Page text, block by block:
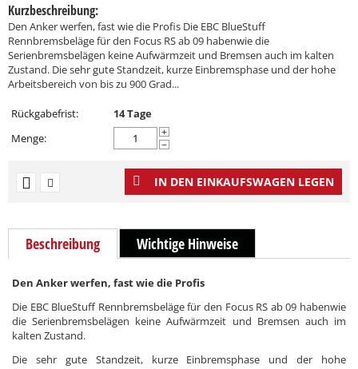
Kurzbeschreibung:
Den Anker werfen, fast wie die Profis Die EBC BlueStuff
Rennbremsbeläge für den Focus RS ab 09 habenwie die
Serienbremsbelägen keine Aufwärmzeit und Bremsen auch im kalten
Zustand. Die sehr gute Standzeit, kurze Einbremsphase und der hohe
Arbeitsbereich von bis zu 900 Grad...
Rückgabefrist:
14 Tage
Menge:
+
−
IN DEN EINKAUFSWAGEN LEGEN
Beschreibung Wichtige Hinweise
Den Anker werfen, fast wie die Profis
Die EBC BlueStuff Rennbremsbeläge für den Focus RS ab 09 habenwie
die Serienbremsbelägen keine Aufwärmzeit und Bremsen auch im
kalten Zustand.
Die sehr gute Standzeit, kurze Einbremsphase und der hohe